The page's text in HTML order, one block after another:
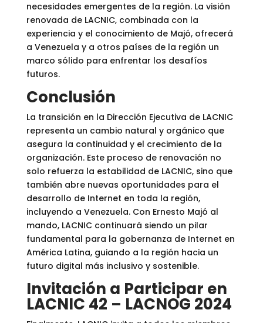
necesidades emergentes de la región. La visión
renovada de LACNIC, combinada con la
experiencia y el conocimiento de Majó, ofrecerá
a Venezuela y a otros países de la región un
marco sólido para enfrentar los desafíos
futuros.
Conclusión
La transición en la Dirección Ejecutiva de LACNIC
representa un cambio natural y orgánico que
asegura la continuidad y el crecimiento de la
organización. Este proceso de renovación no
solo refuerza la estabilidad de LACNIC, sino que
también abre nuevas oportunidades para el
desarrollo de Internet en toda la región,
incluyendo a Venezuela. Con Ernesto Majó al
mando, LACNIC continuará siendo un pilar
fundamental para la gobernanza de Internet en
América Latina, guiando a la región hacia un
futuro digital más inclusivo y sostenible.
Invitación a Participar en
LACNIC 42 – LACNOG 2024